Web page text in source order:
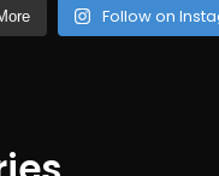
Follow on